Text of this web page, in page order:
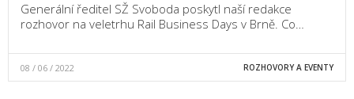
Generální ředitel SŽ Svoboda poskytl naší redakce
rozhovor na veletrhu Rail Business Days v Brně. Co…
08 / 06 / 2022 ROZHOVORY A EVENTY